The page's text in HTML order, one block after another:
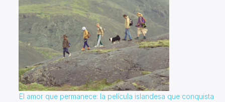
El amor que permanece: la película islandesa que conquista